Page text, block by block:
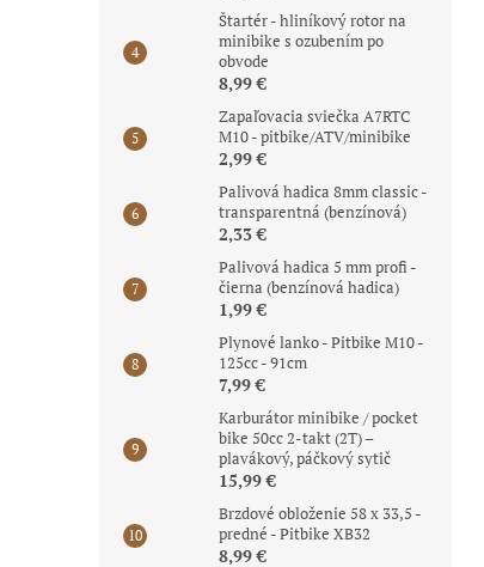
Štartér - hliníkový rotor na
minibike s ozubením po
obvode
8,99 €
Zapaľovacia sviečka A7RTC
M10 - pitbike/ATV/minibike
2,99 €
Palivová hadica 8mm classic -
transparentná (benzínová)
2,33 €
Palivová hadica 5 mm profi -
čierna (benzínová hadica)
1,99 €
Plynové lanko - Pitbike M10 -
125cc - 91cm
7,99 €
Karburátor minibike / pocket
bike 50cc 2-takt (2T) –
plavákový, páčkový sytič
15,99 €
Brzdové obloženie 58 x 33,5 -
predné - Pitbike XB32
8,99 €